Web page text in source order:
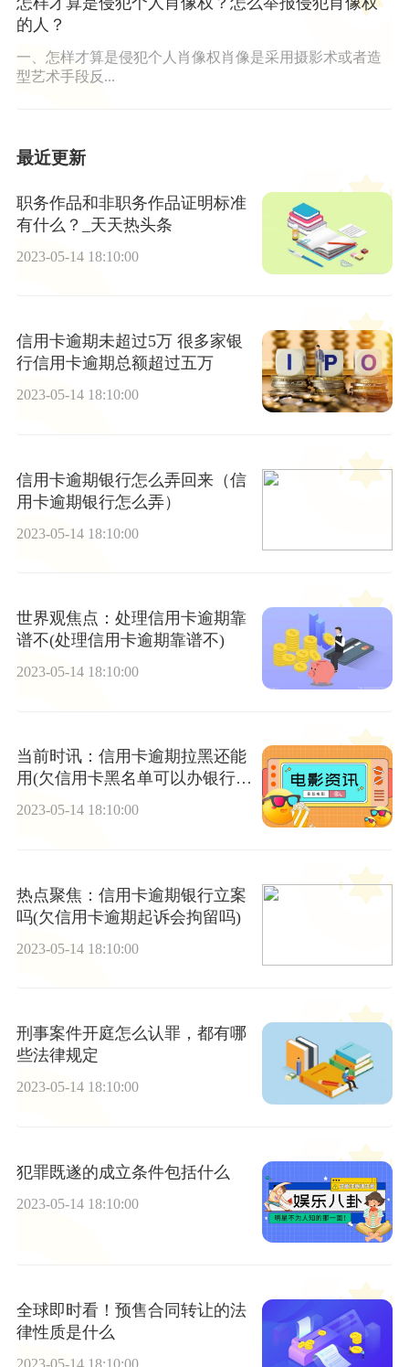
的人？
一、怎样才算是侵犯个人肖像权肖像是采用摄影术或者造
型艺术手段反...
最近更新
职务作品和非职务作品证明标准
有什么？_天天热头条
2023-05-14 18:10:00
信用卡逾期未超过5万 很多家银
行信用卡逾期总额超过五万
2023-05-14 18:10:00
信用卡逾期银行怎么弄回来（信
用卡逾期银行怎么弄）
2023-05-14 18:10:00
世界观焦点：处理信用卡逾期靠
谱不(处理信用卡逾期靠谱不)
2023-05-14 18:10:00
当前时讯：信用卡逾期拉黑还能
用(欠信用卡黑名单可以办银行卡
吗)
2023-05-14 18:10:00
热点聚焦：信用卡逾期银行立案
吗(欠信用卡逾期起诉会拘留吗)
2023-05-14 18:10:00
刑事案件开庭怎么认罪，都有哪
些法律规定
2023-05-14 18:10:00
犯罪既遂的成立条件包括什么
2023-05-14 18:10:00
全球即时看！预售合同转让的法
律性质是什么
2023-05-14 18:10:00